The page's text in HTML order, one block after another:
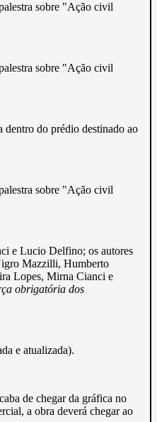
sobre "Ação civil
sobre "Ação civil
dentro do prédio destinado ao
sobre "Ação civil
e Lucio Delfino; os autores
Mazzilli, Humberto
Lopes, Mirna Cianci e
obrigatória dos
e atualizada).
de chegar da gráfica no
a obra deverá chegar ao